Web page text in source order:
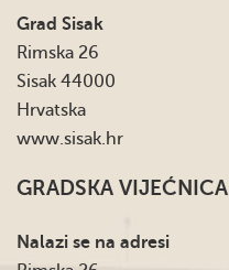
Grad Sisak
Rimska 26
Sisak 44000
Hrvatska
www.sisak.hr
GRADSKA VIJEĆNICA
Nalazi se na adresi